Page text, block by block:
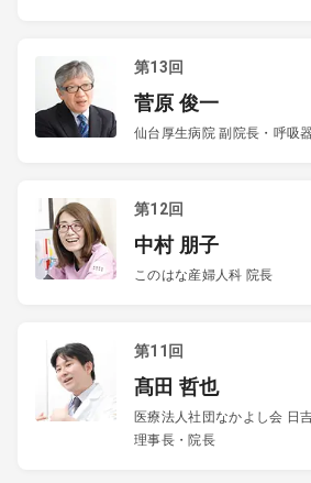
第13回
菅原 俊一
仙台厚生病院 副院長・呼吸
第12回
中村 朋子
このはな産婦人科 院長
第11回
髙田 哲也
医療法人社団なかよし会 日
理事長・院長